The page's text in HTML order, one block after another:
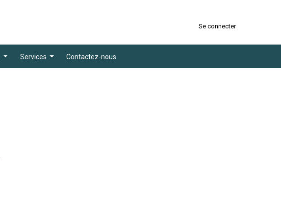
Se connecter
Services Contactez-nous